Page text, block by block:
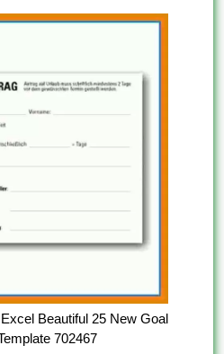
Beautiful 25 New Goal
702467